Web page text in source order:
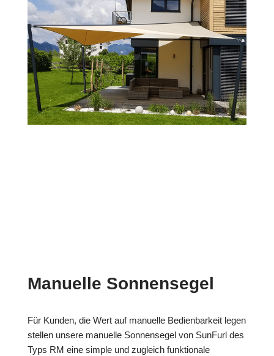
Manuelle Sonnensegel
Für Kunden, die Wert auf manuelle Bedienbarkeit legen
stellen unsere manuelle Sonnensegel von SunFurl des
Typs RM eine simple und zugleich funktionale